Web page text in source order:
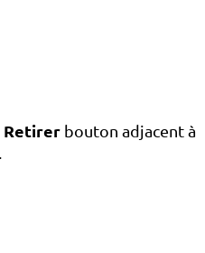
Retirer bouton adjacent à